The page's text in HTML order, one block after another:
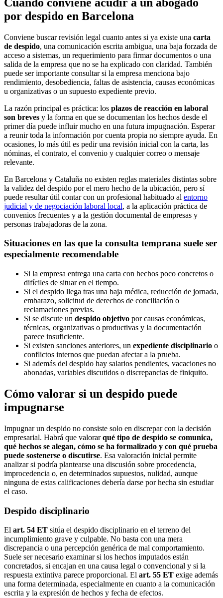
por despido en Barcelona
Conviene buscar revisión legal cuanto antes si ya existe una carta
de despido, una comunicación escrita ambigua, una baja forzada de
acceso a sistemas, un requerimiento para firmar documentos o una
salida de la empresa que no se ha explicado con claridad. También
puede ser importante consultar si la empresa menciona bajo
rendimiento, desobediencia, faltas de asistencia, causas económicas
u organizativas o un supuesto expediente previo.
La razón principal es práctica: los plazos de reacción en laboral
son breves y la forma en que se documentan los hechos desde el
primer día puede influir mucho en una futura impugnación. Esperar
a reunir toda la información por cuenta propia no siempre ayuda. En
ocasiones, lo más útil es pedir una revisión inicial con la carta, las
nóminas, el contrato, el convenio y cualquier correo o mensaje
relevante.
En Barcelona y Cataluña no existen reglas materiales distintas sobre
la validez del despido por el mero hecho de la ubicación, pero sí
puede resultar útil contar con un profesional habituado al entorno
judicial y de negociación laboral local, a la aplicación práctica de
convenios frecuentes y a la gestión documental de empresas y
personas trabajadoras de la zona.
Situaciones en las que la consulta temprana suele ser
especialmente recomendable
Si la empresa entrega una carta con hechos poco concretos o
difíciles de situar en el tiempo.
Si el despido llega tras una baja médica, reducción de jornada,
embarazo, solicitud de derechos de conciliación o
reclamaciones previas.
Si se discute un despido objetivo por causas económicas,
técnicas, organizativas o productivas y la documentación
parece insuficiente.
Si existen sanciones anteriores, un expediente disciplinario o
conflictos internos que puedan afectar a la prueba.
Si además del despido hay salarios pendientes, vacaciones no
abonadas, variables discutidos o discrepancias de finiquito.
Cómo valorar si un despido puede
impugnarse
Impugnar un despido no consiste solo en discrepar con la decisión
empresarial. Habrá que valorarqué tipo de despido se comunica,
qué hechos se alegan, cómo se ha formalizado y con qué prueba
puede sostenerse o discutirse. Esa valoración inicial permite
analizar si podría plantearse una discusión sobre procedencia,
improcedencia o, en determinados supuestos, nulidad, aunque
ninguna de estas calificaciones debería darse por hecha sin estudiar
el caso.
Despido disciplinario
El art. 54 ET sitúa el despido disciplinario en el terreno del
incumplimiento grave y culpable. No basta con una mera
discrepancia o una percepción genérica de mal comportamiento.
Suele ser necesario examinar si los hechos imputados están
concretados, si encajan en una causa legal o convencional y si la
respuesta extintiva parece proporcional. El art. 55 ET exige además
una forma determinada, especialmente en cuanto a la comunicación
escrita y la expresión de hechos y fecha de efectos.